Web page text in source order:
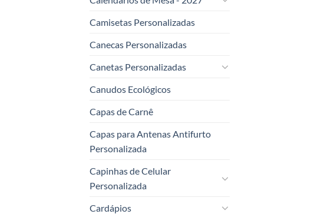
Camisetas Personalizadas
Canecas Personalizadas
Canetas Personalizadas
Canudos Ecológicos
Capas de Carnê
Capas para Antenas Antifurto
Personalizada
Capinhas de Celular
Personalizada
Cardápios